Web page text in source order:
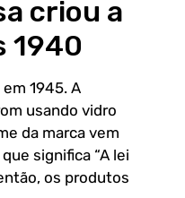
criou a
1940
1945. A
usando vidro
da marca vem
significa “A lei
os produtos